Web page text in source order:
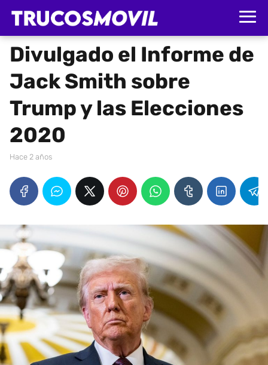
Divulgado el Informe de
Jack Smith sobre
Trump y las Elecciones
2020
hace 2 años